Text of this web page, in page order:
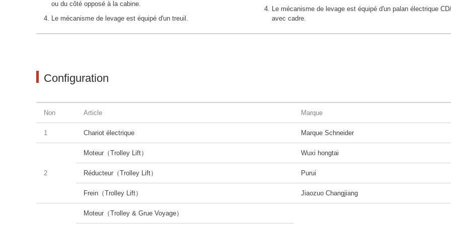
ou du côté opposé à la cabine.
Le mécanisme de levage est équipé d'un treuil.
Le mécanisme de levage est équipé d'un palan électrique
avec cadre.
Configuration
Non Article Marque
1 Chariot électrique Marque Schneider
2
Moteur（Trolley Lift） Wuxi hongtai
Réducteur（Trolley Lift） Purui
Frein（Trolley Lift） Jiaozuo Changjiang
Moteur（Trolley & Grue Voyage）